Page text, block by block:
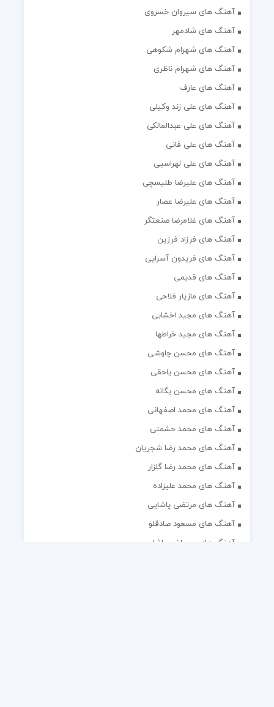
آهنگ های سیروان خسروی
آهنگ های شادمهر
آهنگ های شهرام شکوهی
آهنگ های شهرام ناظری
آهنگ های عارف
آهنگ های علی زند وکیلی
آهنگ های علی عبدالمالکی
آهنگ های علی فانی
آهنگ های علی لهراسبی
آهنگ های علیرضا طلیسچی
آهنگ های علیرضا عصار
آهنگ های غلامرضا صنعتگر
آهنگ های فرزاد فرزین
آهنگ های فریدون آسرایی
آهنگ های قدیمی
آهنگ های مازیار فلاحی
آهنگ های مجید اخشابی
آهنگ های مجید خراطها
آهنگ های محسن چاوشی
آهنگ های محسن یاحقی
آهنگ های محسن یگانه
آهنگ های محمد اصفهانی
آهنگ های محمد حشمتی
آهنگ های محمد رضا شجریان
آهنگ های محمد رضا گلزار
آهنگ های محمد علیزاده
آهنگ های مرتضی پاشایی
آهنگ های مسعود صادقلو
آهنگ های مصطفی پاشایی